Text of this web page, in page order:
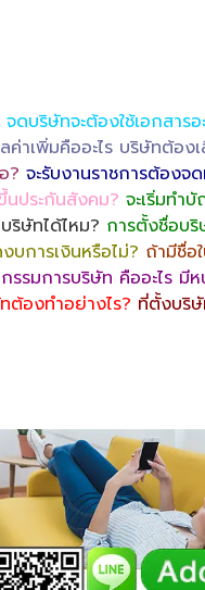
จดบริษัทจะต้องใช้เอกสารอ
ค่าเพิ่มคืออะไร บริษัทต้อง
? จะรับงานราชการต้องจ
ประกันสังคม? จะเริ่มทำ
ริษัทได้ไหม? การตั้งชื่อบริ
การเงินหรือไม่? ถ้ามีชื่อ
กรรมการบริษัท คืออะไร มี
ต้องทำอย่างไร? ที่ตั้งบริ